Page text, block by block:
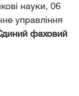
науки, 06
управління
фаховий